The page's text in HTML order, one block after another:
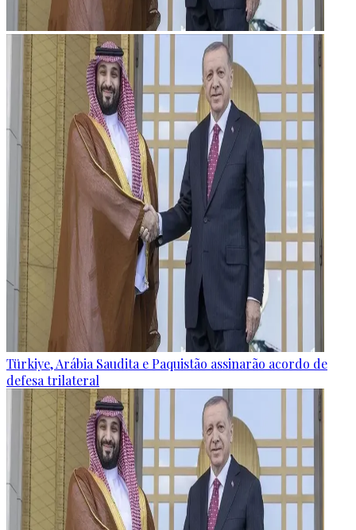
Türkiye, Arábia Saudita e Paquistão assinarão acordo de
defesa trilateral